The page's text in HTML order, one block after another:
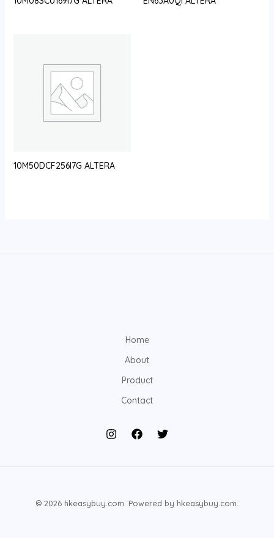
10M50DCF256I7G ALTERA
Home
About
Product
Contact
© 2026 hkeasybuy.com. Powered by hkeasybuy.com.